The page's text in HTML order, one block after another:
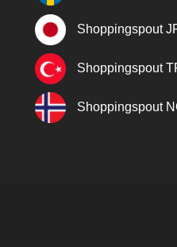
Shoppingspout
Shoppingspout
Shoppingspout